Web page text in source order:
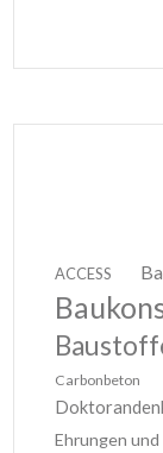
ACCESS
Carbonbeton
Ehrungen